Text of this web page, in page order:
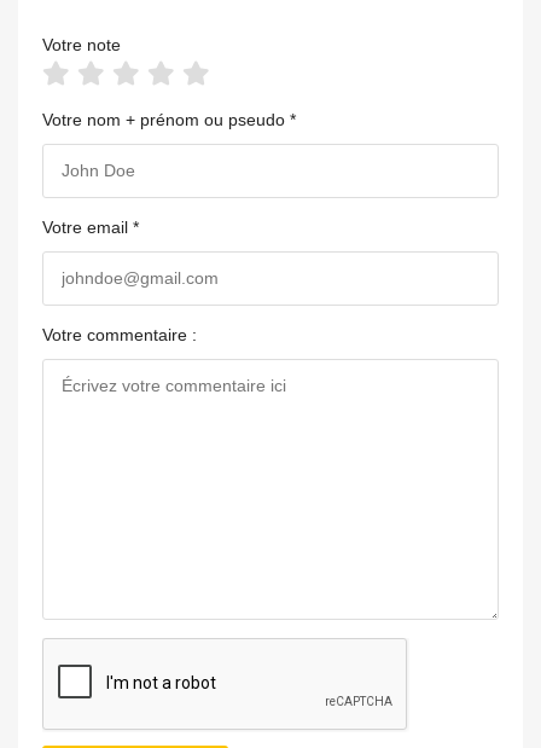
Votre note
Votre nom + prénom ou pseudo *
Votre email *
Votre commentaire :